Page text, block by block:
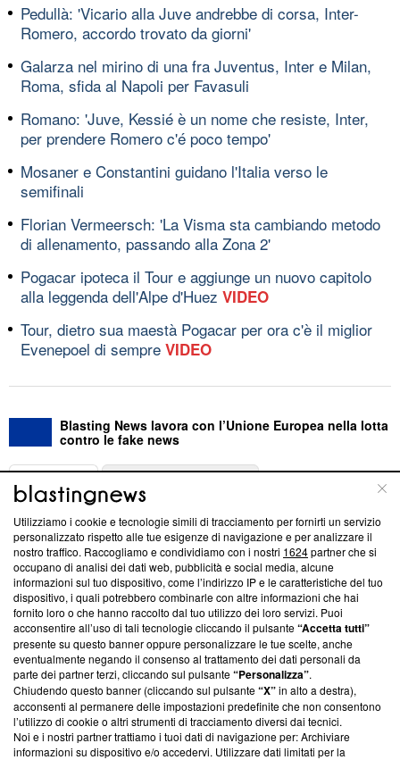
Pedullà: 'Vicario alla Juve andrebbe di corsa, Inter-
Romero, accordo trovato da giorni'
Galarza nel mirino di una fra Juventus, Inter e Milan,
Roma, sfida al Napoli per Favasuli
Romano: 'Juve, Kessié è un nome che resiste, Inter,
per prendere Romero c'é poco tempo'
Mosaner e Constantini guidano l'Italia verso le
semifinali
Florian Vermeersch: 'La Visma sta cambiando metodo
di allenamento, passando alla Zona 2'
Pogacar ipoteca il Tour e aggiunge un nuovo capitolo
alla leggenda dell'Alpe d'Huez VIDEO
Tour, dietro sua maestà Pogacar per ora c'è il miglior
Evenepoel di sempre VIDEO
Blasting News lavora con l’Unione Europea nella lotta
contro le fake news
ABOUT
Questa sezione offre informazioni trasparenti su Blasting
News, sui nostri processi editoriali e su come ci impegniamo a
creare news di qualità. Inoltre, afferma la nostra aderenza a
‘Trust Project - News with Integrity’Blasting News non è
ancora membro del programma, ma ha richiesto di farne
parte; Trust Project non ha ancora effettuato una verifica di
conformità agli standard.
Su di noi
Team editoriale
Corporate
Utilizziamo i cookie e tecnologie simili di tracciamento per fornirti un servizio
personalizzato rispetto alle tue esigenze di navigazione e per analizzare il
nostro traffico. Raccogliamo e condividiamo con i nostri 1624partner che si
occupano di analisi dei dati web, pubblicità e social media, alcune
informazioni sul tuo dispositivo, come l’indirizzo IP e le caratteristiche del tuo
dispositivo, i quali potrebbero combinarle con altre informazioni che hai
fornito loro o che hanno raccolto dal tuo utilizzo dei loro servizi. Puoi
acconsentire all’uso di tali tecnologie cliccando il pulsante“Accetta tutti”
presente su questo banner oppure personalizzare le tue scelte, anche
eventualmente negando il consenso al trattamento dei dati personali da
parte dei partner terzi, cliccando sul pulsante“Personalizza”.
Chiudendo questo banner (cliccando sul pulsante“X”in alto a destra),
acconsenti al permanere delle impostazioni predefinite che non consentono
l’utilizzo di cookie o altri strumenti di tracciamento diversi dai tecnici.
Noi e i nostri partner trattiamo i tuoi dati di navigazione per: Archiviare
informazioni su dispositivo e/o accedervi. Utilizzare dati limitati per la